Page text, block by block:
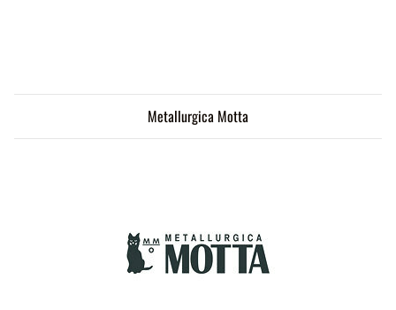
Metallurgica Motta